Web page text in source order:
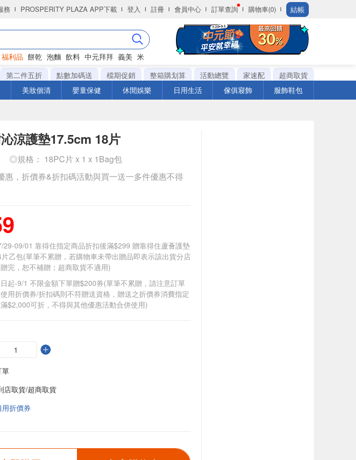
務 PROSPERITY PLAZA APP下載 登入 註冊 會員中心 訂單查詢 購物車(0) 結帳
福利品 餅乾 泡麵 飲料 中元拜拜 義美 米
第二件五折 點數加碼送 檔期促銷 整箱購划算 活動總覽 家速配
超商取貨
美妝個清 嬰童保健 休閒娛樂 日用生活 傢俱寢飾 服飾鞋包
涼護墊17.5cm 18片
◎規格： 18PC片 x 1 x 1Bag包
惠，折價券&折扣碼活動與買一送一多件優惠不得
29-09/01 靠得住指定商品折扣後滿$299 贈靠得住蘆薈護墊
乙包(單筆不累贈，若購物車未帶出贈品即表示該出貨分店
完，恕不補贈；超商取貨不適用)
起-9/1 不限金額下單贈$200券(單筆不累贈，請注意訂單
用折價券/折扣碼則不符贈送資格，贈送之折價券消費指定
$2,000可折，不得與其他優惠活動合併使用)
單
店取貨/超商取貨
折價券